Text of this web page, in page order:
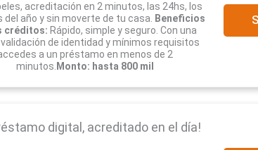
acreditación en 2 minutos, las 24hs, los
del año y sin moverte de tu casa.
Beneficios
créditos: Rápido, simple y seguro. Con una
de identidad y mínimos requisitos
a un préstamo en menos de 2
minutos. Monto: hasta 800 mil
digital, acreditado en el día!